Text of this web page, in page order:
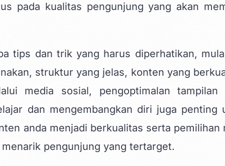
pada kualitas pengunjung yang akan
tips dan trik yang harus diperhatikan,
struktur yang jelas, konten yang
media sosial, pengoptimalan tampilan
dan mengembangkan diri juga penting
anda menjadi berkualitas serta pemilihan
pengunjung yang tertarget.